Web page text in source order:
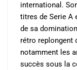
international.
titres de Serie A
de sa
rétro replongent
notamment les
succès sous la